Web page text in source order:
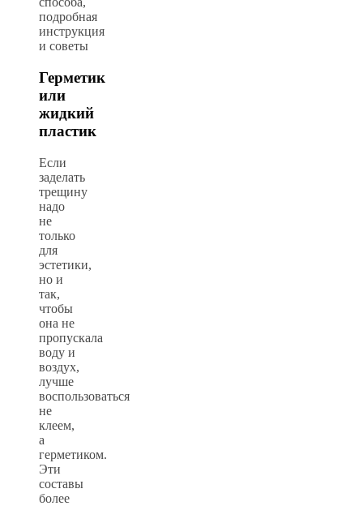
Герметик
или
жидкий
пластик
Если
заделать
трещину
надо
не
только
для
эстетики,
но и
так,
чтобы
она не
пропускала
воду и
воздух,
лучше
воспользоваться
не
клеем,
а
герметиком.
Эти
составы
более